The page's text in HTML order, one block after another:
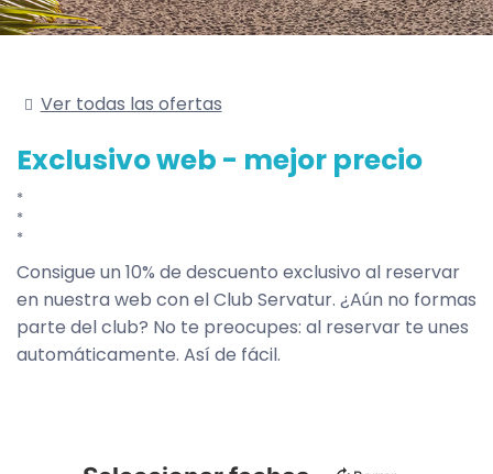
Ver todas las ofertas
Exclusivo web - mejor precio
Consigue un 10% de descuento exclusivo al reservar
en nuestra web con el Club Servatur. ¿Aún no formas
parte del club? No te preocupes: al reservar te unes
automáticamente. Así de fácil.